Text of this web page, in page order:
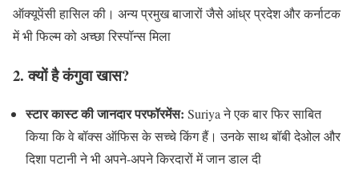
ऑक्यूपेंसी हासिल की। अन्य प्रमुख बाजारों जैसे आंध्र प्रदेश और कर्नाटक
में भी फिल्म को अच्छा रिस्पॉन्स मिला
2. क्यों है कंगुवा खास?
स्टार कास्ट की जानदार परफॉरमेंस: Suriya ने एक बार फिर साबित
किया कि वे बॉक्स ऑफिस के सच्चे किंग हैं। उनके साथ बॉबी देओल और
दिशा पटानी ने भी अपने-अपने किरदारों में जान डाल दी